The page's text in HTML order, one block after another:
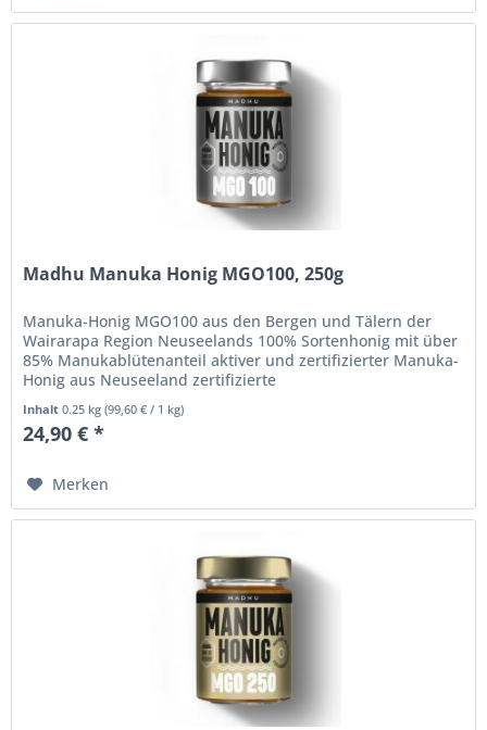
Madhu Manuka Honig MGO100, 250g
Manuka-Honig MGO100 aus den Bergen und Tälern der
Wairarapa Region Neuseelands 100% Sortenhonig mit über
85% Manukablütenanteil aktiver und zertifizierter Manuka-
Honig aus Neuseeland zertifizierte
Inhalt0.25 kg(99,60 € / 1 kg)
24,90 € *
Merken